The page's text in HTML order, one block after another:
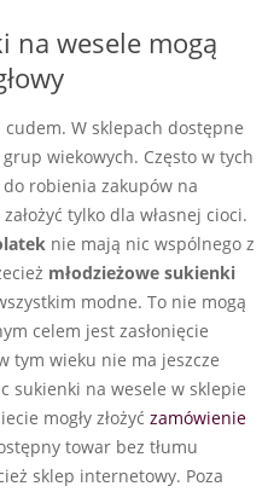
na wesele mogą
W sklepach dostępne
wiekowych. Często w tych
robienia zakupów na
tylko dla własnej cioci.
nie mają nic wspólnego z
młodzieżowe sukienki
modne. To nie mogą
celem jest zasłonięcie
tym wieku nie ma jeszcze
sukienki na wesele w sklepie
mogły złożyć zamówienie
towar bez tłumu
sklep internetowy. Poza